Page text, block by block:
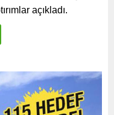
açıkladı.